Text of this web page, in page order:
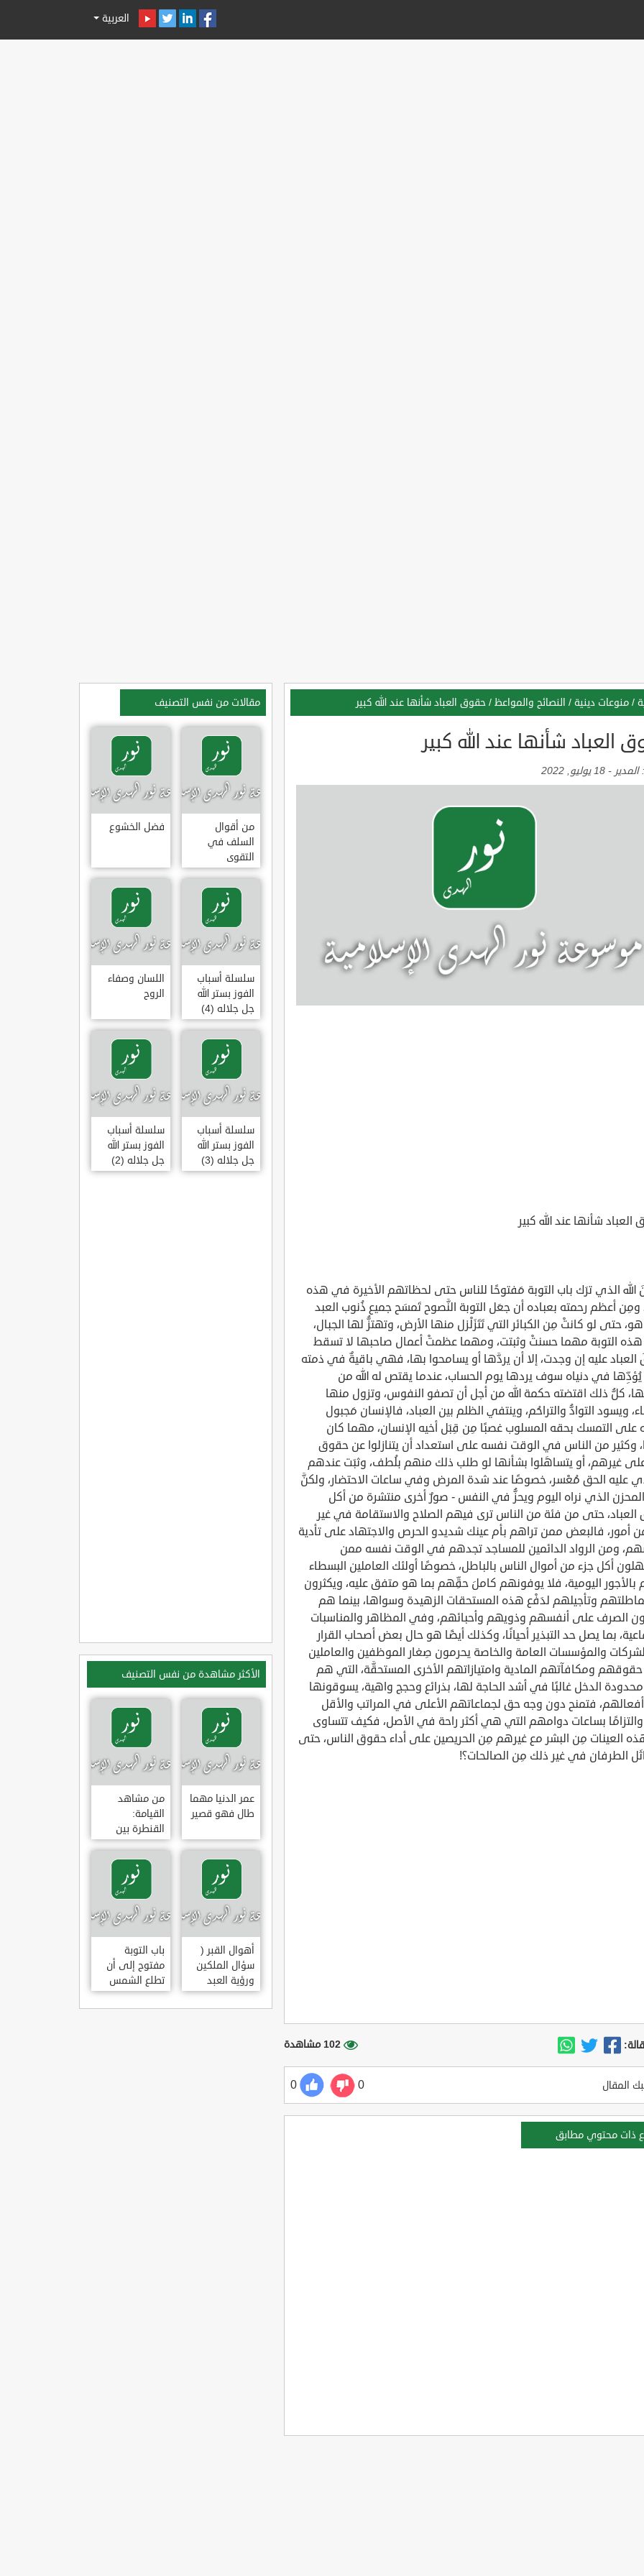
العربية
/ منوعات دينية / النصائح والمواعظ / حقوق العباد شأنها عند الله كبير
العباد شأنها عند الله كبير
المدير - 18 يوليو, 2022
شأنها عند الله كبير
الله الذي ترَك باب التوبة مَفتوحًا للناس حتى لحظاتهم الأخيرة في هذه
ومِن أعظم رحمته بعباده أن جعَل التوبة النَّصوح تَمسَح جميع ذُنوب العبد
حتى لو كانتْ مِن الكبائر التي تَتَزَلْزل منها الأرض، وتهتزُّ لها الجبال،
التوبة مهما حسنتْ وثبتت، ومهما عظمتْ أعمال صاحبها لا تسقط
عليه إن وجدت، إلا أن يردَّها أو يسامحوا بها، فهي باقيةٌ في ذمته
يُؤدِّها في دنياه سوف يردها يوم الحساب، عندما يقتص له الله من
كلُّ ذلك اقتضته حكمة الله من أجل أن تصفو النفوس، وتزول منها
ويسود التوادُّ والتراحُم، وينتفي الظلم بين العباد، فالإنسان مَجبول
على التمسك بحقه المسلوب غصبًا مِن قِبَل أخيه الإنسان، مهما كان
وكثير من الناس في الوقت نفسه على استعداد أن يتنازلوا عن حقوق
غيرهم، أو يتساهَلوا بشأنها لو طلب ذلك منهم بلُطف، وثبَت عندهم
عليه الحق مُعْسر، خصوصًا عند شدة المرض وفي ساعات الاحتضار، ولكنَّ
المحزن الذي نراه اليوم ويحزُّ في النفس - صورٌ أخرى منتشرة من أكل
حتى من فئة من الناس ترى فيهم الصلاح والاستقامة في غير
أمور، فالبعض ممن تراهم بأم عينك شديدو الحرص والاجتهاد على تأدية
ومن الرواد الدائمين للمساجد تجدهم في الوقت نفسه ممن
أكل جزء من أموال الناس بالباطل، خصوصًا أولئك العاملين البسطاء
بالأجور اليومية، فلا يوفونهم كاملَ حقِّهم بما هو متفق عليه، ويكثرون
وتأجيلهم لدَفْع هذه المستحقات الزهيدة وسواها، بينما هم
الصرف على أنفسهم وذويهم وأحبائهم، وفي المظاهر والمناسبات
بما يصل حد التبذير أحيانًا، وكذلك أيضًا هو حال بعض أصحاب القرار
والمؤسسات العامة والخاصة يحرمون صِغار الموظفين والعاملين
ومكافآتهم المادية وامتيازاتهم الأخرى المستحقَّة، التي هم
الدخل غالبًا في أشد الحاجة لها، بذرائع وحجج واهية، يسوقونها
أفعالهم، فتمنح دون وجه حق لجماعاتهم الأعلى في المراتب والأقل
والتزامًا بساعات دوامهم التي هي أكثر راحة في الأصل، فكيف تتساوى
العينات مِن البشر مع غيرهم مِن الحريصين على أداء حقوق الناس، حتى
الطرفان في غير ذلك مِن الصالحات؟!
102 مشاهدة
المقال 0
0
ذات محتوي مطابق
مقالات من نفس التصنيف
من أقوال
السلف في
التقوى
فضل الخشوع
سلسلة أسباب
الفوز بستر الله
جل جلاله (4)
اللسان وصفاء
الروح
سلسلة أسباب
الفوز بستر الله
جل جلاله (3)
سلسلة أسباب
الفوز بستر الله
جل جلاله (2)
الأكثر مشاهدة من نفس التصنيف
عمر الدنيا مهما
طال فهو قصير
من مشاهد
القيامة:
القنطرة بين
الجنة والنار
أهوال القبر (
سؤال الملكين
ورؤية العبد
مكانه )
باب التوبة
مفتوح إلى أن
تطلع الشمس
من مغربها